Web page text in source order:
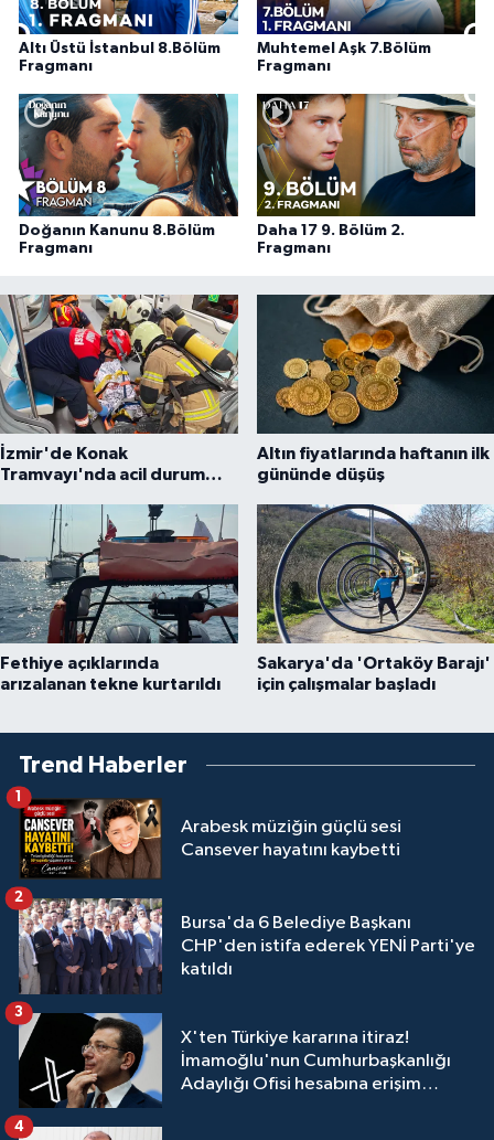
Altı Üstü İstanbul 8.Bölüm
Fragmanı
Muhtemel Aşk 7.Bölüm
Fragmanı
Doğanın Kanunu 8.Bölüm
Fragmanı
Daha 17 9. Bölüm 2.
Fragmanı
İzmir'de Konak
Tramvayı'nda acil durum
Altın fiyatlarında haftanın ilk
gününde düşüş
Fethiye açıklarında
arızalanan tekne kurtarıldı
Sakarya'da 'Ortaköy Barajı'
için çalışmalar başladı
Trend Haberler
Arabesk müziğin güçlü sesi
Cansever hayatını kaybetti
1
Bursa'da 6 Belediye Başkanı
CHP'den istifa ederek YENİ Parti'ye
katıldı
2
X'ten Türkiye kararına itiraz!
İmamoğlu'nun Cumhurbaşkanlığı
Adaylığı Ofisi hesabına erişim
3
4